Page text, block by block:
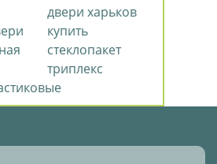
двери харьков
купить
стеклопакет
триплекс